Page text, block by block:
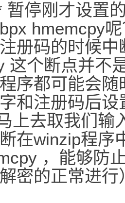
暂停刚才设置
hmemcpy
册码的时候
这个断点并不
序都可能会
和注册码后
上去取我们输
在winzip程序
，能够防
密的正常进行